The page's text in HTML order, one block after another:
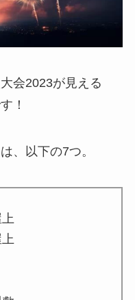
会2023が見える
！
、以下の7つ。